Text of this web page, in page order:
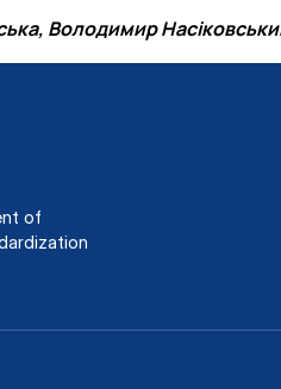
Володимир
of